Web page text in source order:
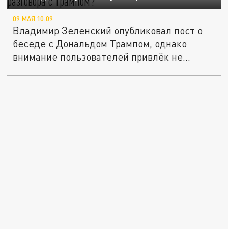
09 МАЯ 10:09
Владимир Зеленский опубликовал пост о
беседе с Дональдом Трампом, однако
внимание пользователей привлёк не...